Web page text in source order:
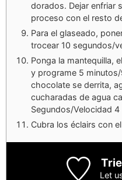
dorados. Dejar enfriar
proceso con el resto
Para el glaseado,
trocear 10 segundos/
Ponga la mantequilla,
y programe 5
chocolate se derrita,
cucharadas de agua
Segundos/Velocidad 4
Cubra los éclairs con
Let